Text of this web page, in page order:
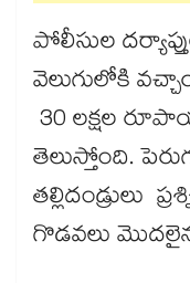
పోలీసుల
వెలుగులోకి
30 లక్షల
తెలుస్తోంది.
తల్లిదండ్రులు
గొడవలు